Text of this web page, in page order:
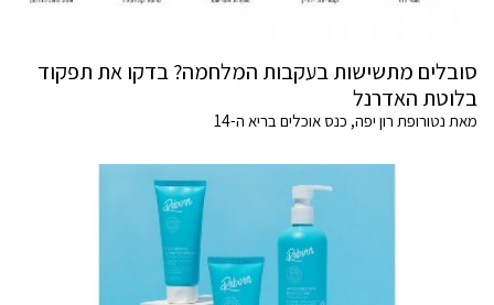
סובלים מתשישות בעקבות המלחמה? בדקו את תפקוד
בלוטת האדרנל
מאת נטורופת רון יפה, כנס אוכלים בריא ה-14